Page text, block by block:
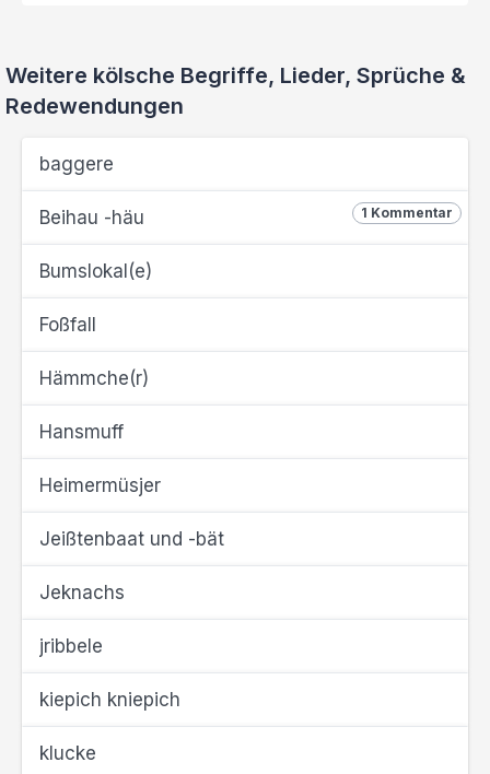
Weitere kölsche Begriffe, Lieder, Sprüche &
Redewendungen
baggere
1 Kommentar
Beihau -häu
Bumslokal(e)
Foßfall
Hämmche(r)
Hansmuff
Heimermüsjer
Jeißtenbaat und -bät
Jeknachs
jribbele
kiepich kniepich
klucke